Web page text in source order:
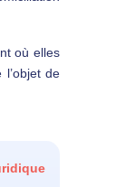
où elles
de